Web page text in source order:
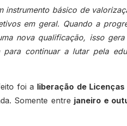
instrumento básico de
em geral. Quando a
nova qualificação, isso
continuar a lutar pela
foi a liberação de Licenças
Somente entre janeiro e